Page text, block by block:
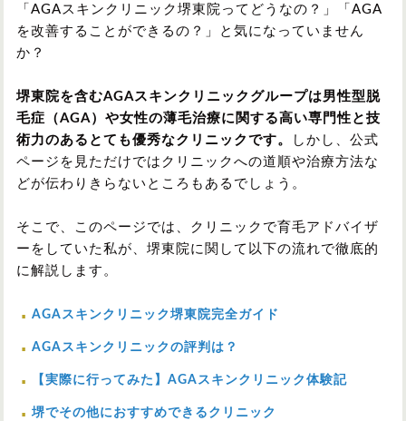
「AGAスキンクリニック堺東院ってどうなの？」「AGA
を改善することができるの？」と気になっていません
か？
堺東院を含むAGAスキンクリニックグループは男性型脱
毛症（AGA）や女性の薄毛治療に関する高い専門性と技
術力のあるとても優秀なクリニックです。
しかし、公式
ページを見ただけではクリニックへの道順や治療方法な
どが伝わりきらないところもあるでしょう。
そこで、このページでは、クリニックで育毛アドバイザ
ーをしていた私が、堺東院に関して以下の流れで徹底的
に解説します。
AGAスキンクリニック堺東院完全ガイド
AGAスキンクリニックの評判は？
【実際に行ってみた】AGAスキンクリニック体験記
堺でその他におすすめできるクリニック
育毛剤